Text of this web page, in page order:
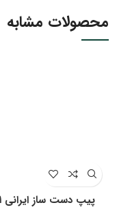
محصولات مشابه
پیپ دست ساز ایرانی ۸۵۱۱